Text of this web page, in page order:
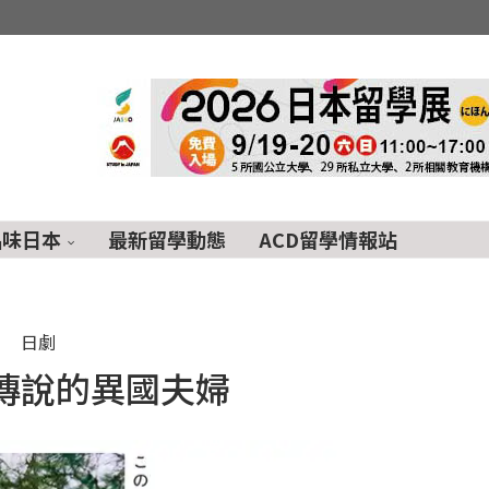
日本 最新留學動態 ACD留學情報站
日劇
說的異國夫婦